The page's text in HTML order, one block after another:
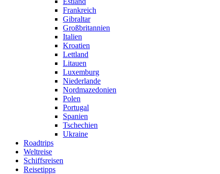
Frankreich
Gibraltar
Großbritannien
Italien
Kroatien
Lettland
Litauen
Luxemburg
Niederlande
Nordmazedonien
Polen
Portugal
Spanien
Tschechien
Ukraine
Roadtrips
Weltreise
Schiffsreisen
Reisetipps